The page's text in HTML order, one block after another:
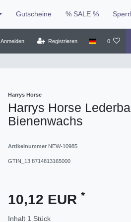
Gutscheine % SALE %
Anmelden Registrieren 0
Harrys Horse
Harrys Horse
Bienenwachs
Artikelnummer NEW-10985
GTIN_13 8714813165000
10,12 EUR *
Inhalt 1 Stück